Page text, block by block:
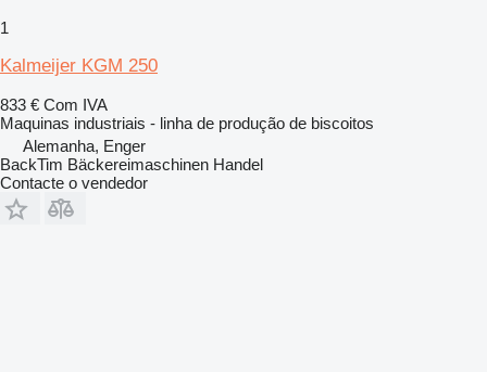
1
Kalmeijer KGM 250
833 € Com IVA
Maquinas industriais - linha de produção de biscoitos
Alemanha, Enger
BackTim Bäckereimaschinen Handel
Contacte o vendedor